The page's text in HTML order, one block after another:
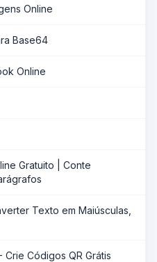
Online
Base64
Online
Gratuito | Conte
Texto em Maiúsculas,
Códigos QR Grátis